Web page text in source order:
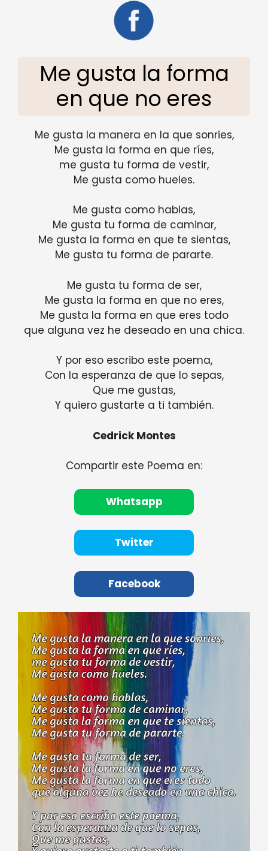
Me gusta la forma
en que no eres
Me gusta la manera en la que sonries,
Me gusta la forma en que ríes,
me gusta tu forma de vestir,
Me gusta como hueles.
Me gusta como hablas,
Me gusta tu forma de caminar,
Me gusta la forma en que te sientas,
Me gusta tu forma de pararte.
Me gusta tu forma de ser,
Me gusta la forma en que no eres,
Me gusta la forma en que eres todo
que alguna vez he deseado en una chica.
Y por eso escribo este poema,
Con la esperanza de que lo sepas,
Que me gustas,
Y quiero gustarte a ti también.
Cedrick Montes
Compartir este Poema en:
Whatsapp
Twitter
Facebook